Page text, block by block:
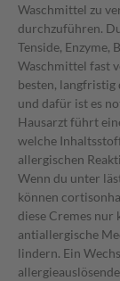
Waschmittel zu
durchzuführen.
Tenside,
Waschmittel fast
besten, langfristig
und dafür ist es
Hausarzt führt
welche
allergischen
Wenn du unter
können
diese Cremes nur
antiallergische
lindern. Ein